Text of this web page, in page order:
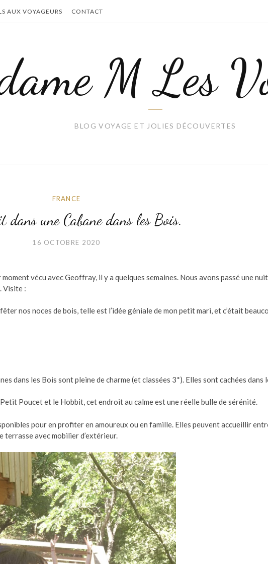
AUX VOYAGEURS CONTACT
M Les
BLOG VOYAGE ET JOLIES DÉCOUVERTES
FRANCE
dans une Cabane dans les Bois.
16 OCTOBRE 2020
vécu avec Geoffray, il y a quelques semaines. Nous avons passé une nuit
Visite :
nos noces de bois, telle est l’idée géniale de mon petit mari, et c’était
dans les Bois sont pleine de charme (et classées 3*). Elles sont cachées dans
Poucet et le Hobbit, cet endroit au calme est une réelle bulle de sérénité.
pour en profiter en amoureux ou en famille. Elles peuvent accueillir
terrasse avec mobilier d’extérieur.